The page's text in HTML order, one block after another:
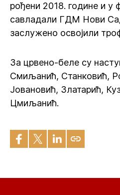
рођени 2018. године и у
савладали ГДМ Нови
заслужено освојили
За црвено-беле су
Смиљанић, Станковић,
Јовановић, Златарић,
Цмиљанић.